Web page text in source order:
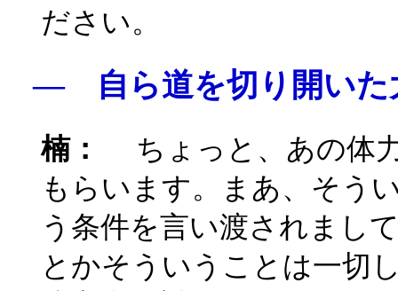
ださい。
― 自ら道を切り開い
楠：
ちょっと、あの体
もらいます。まあ、そう
う条件を言い渡されまし
とかそういうことは一切